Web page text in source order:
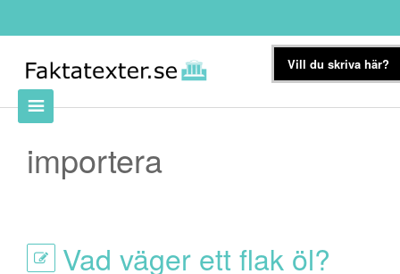
importera
Vad väger ett flak öl?
Vill du skriva här?